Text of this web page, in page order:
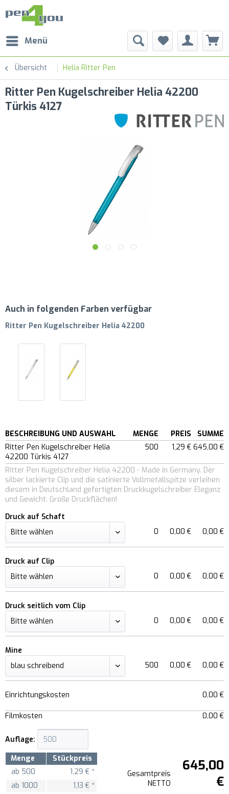
Menü
Übersicht Helia Ritter Pen
Ritter Pen Kugelschreiber Helia 42200
Türkis 4127
Auch in folgenden Farben verfügbar
Ritter Pen Kugelschreiber Helia 42200
BESCHREIBUNG UND AUSWAHL MENGE PREIS
SUMME
Ritter Pen Kugelschreiber Helia
42200 Türkis 4127
500 1,29 € 645,00 €
Ritter Pen Kugelschreiber Helia 42200 - Made in Germany. Der
silber lackierte Clip und die satinierte Vollmetallspitze verleihen
diesem in Deutschland gefertigten Druckkugelschreiber Eleganz
und Gewicht. Große Druckflächen!
Druck auf Schaft
0
0,00 € 0,00 €
Druck auf Clip
0
0,00 € 0,00 €
Druck seitlich vom Clip
0
0,00 € 0,00 €
Mine
500
0,00 € 0,00 €
Einrichtungskosten 0,00 €
Filmkosten 0,00 €
Auflage:
Menge
Stückpreis
ab 500
1,29 € *
ab 1000
1,13 € *
Gesamtpreis
NETTO
645,00
€